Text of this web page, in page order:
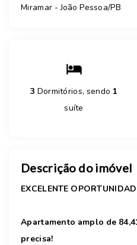
Miramar - João Pessoa/PB
3 Dormitórios, sendo 1
suíte
Descrição do imóvel
EXCELENTE
Apartamento amplo de
precisa!